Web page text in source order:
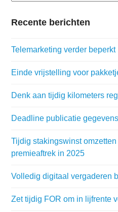
Recente berichten
Telemarketing verder beperkt
Einde vrijstelling voor
Denk aan tijdig kilometers
Deadline publicatie
Tijdig stakingswinst
premieaftrek in 2025
Volledig digitaal vergaderen
Zet tijdig FOR om in lijfrente